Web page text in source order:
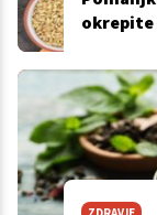
okrepite